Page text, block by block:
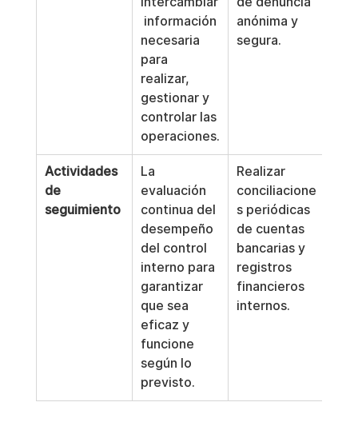
información
necesaria
para
realizar,
gestionar y
controlar las
operaciones.
anónima y
segura.
Actividades
de
seguimiento
La
evaluación
continua del
desempeño
del control
interno para
garantizar
que sea
eficaz y
funcione
según lo
previsto.
Realizar
conciliacione
s periódicas
de cuentas
bancarias y
registros
financieros
internos.